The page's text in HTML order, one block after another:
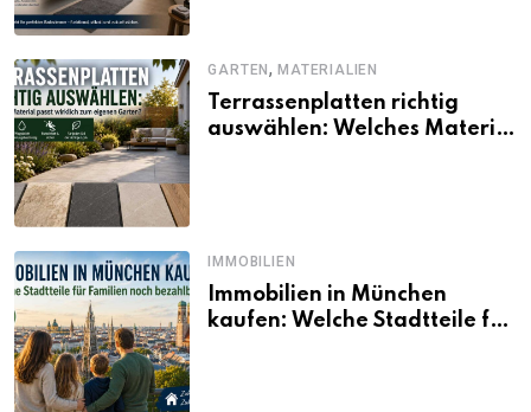
GARTEN,MATERIALIEN
Terrassenplatten richtig
auswählen: Welches Material
IMMOBILIEN
Immobilien in München
kaufen: Welche Stadtteile für